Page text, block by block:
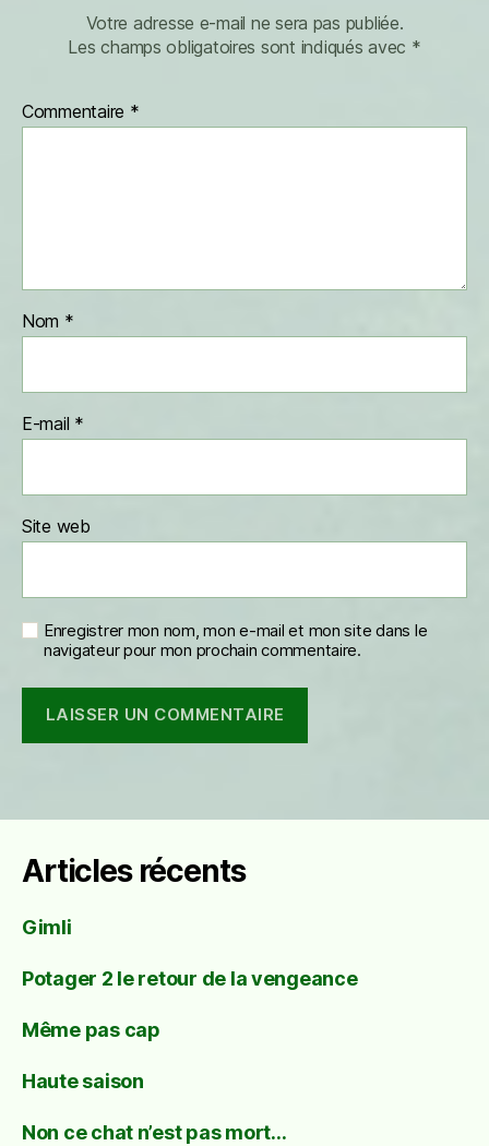
Votre adresse e-mail ne sera pas publiée.
Les champs obligatoires sont indiqués avec *
Commentaire *
Nom *
E-mail *
Site web
Enregistrer mon nom, mon e-mail et mon site dans le
navigateur pour mon prochain commentaire.
Articles récents
Gimli
Potager 2 le retour de la vengeance
Même pas cap
Haute saison
Non ce chat n’est pas mort…